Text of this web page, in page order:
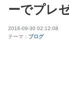
ーでプレ
2016-09-30 02:12:08
テーマ： ブログ